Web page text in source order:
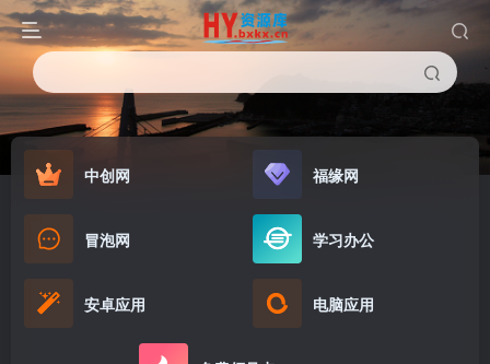
中创网 福缘网
冒泡网 学习办公
安卓应用 电脑应用